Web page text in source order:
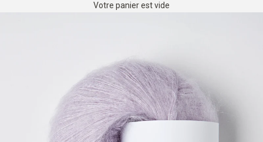
Votre panier est vide